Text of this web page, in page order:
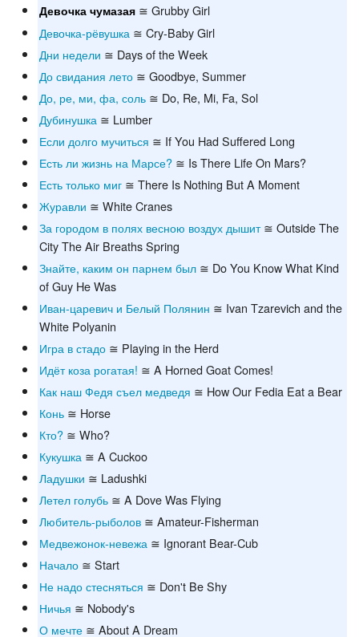
Девочка чумазая ≅ Grubby Girl
Девочка-рёвушка ≅ Cry-Baby Girl
Дни недели ≅ Days of the Week
До свидания лето ≅ Goodbye, Summer
До, ре, ми, фа, соль ≅ Do, Re, Mi, Fa, Sol
Дубинушка ≅ Lumber
Если долго мучиться ≅ If You Had Suffered Long
Есть ли жизнь на Марсе? ≅ Is There Life On Mars?
Есть только миг ≅ There Is Nothing But A Moment
Журавли ≅ White Cranes
За городом в полях весною воздух дышит≅ Outside The
City The Air Breaths Spring
Знайте, каким он парнем был ≅ Do You Know What Kind
of Guy He Was
Иван-царевич и Белый Полянин ≅ Ivan Tzarevich and the
White Polyanin
Игра в стадо ≅ Playing in the Herd
Идёт коза рогатая! ≅ A Horned Goat Comes!
Как наш Федя съел медведя ≅ How Our Fedia Eat a Bear
Конь ≅ Horse
Кто? ≅ Who?
Кукушка ≅ A Cuckoo
Ладушки ≅ Ladushki
Летел голубь ≅ A Dove Was Flying
Любитель-рыболов ≅ Amateur-Fisherman
Медвежонок-невежа ≅ Ignorant Bear-Cub
Начало ≅ Start
Не надо стесняться ≅ Don't Be Shy
Ничья ≅ Nobody's
О мечте ≅ About A Dream